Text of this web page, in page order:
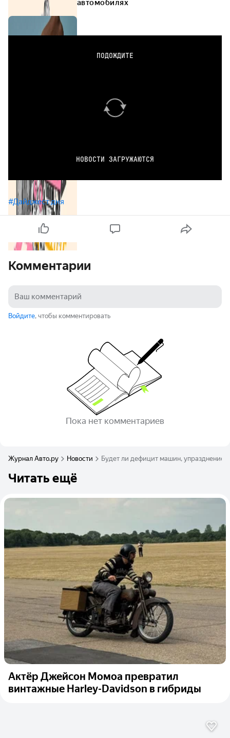
автомобилях
ПОДОЖДИТЕ
НОВОСТИ ЗАГРУЖАЮТСЯ
#Дайджест дня
Комментарии
Войдите, чтобы комментировать
Пока нет комментариев
Журнал Авто.ру Новости Будет ли дефицит машин, упразднение
Читать ещё
Актёр Джейсон Момоа превратил
винтажные Harley-Davidson в гибриды